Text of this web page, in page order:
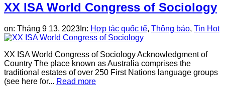
XX ISA World Congress of Sociology
on: Tháng 9 13, 2023 In: Hợp tác quốc tế, Thông báo, Tin Hot
XX ISA World Congress of Sociology Acknowledgment of
Country The place known as Australia comprises the
traditional estates of over 250 First Nations language groups
(see here for... Read more